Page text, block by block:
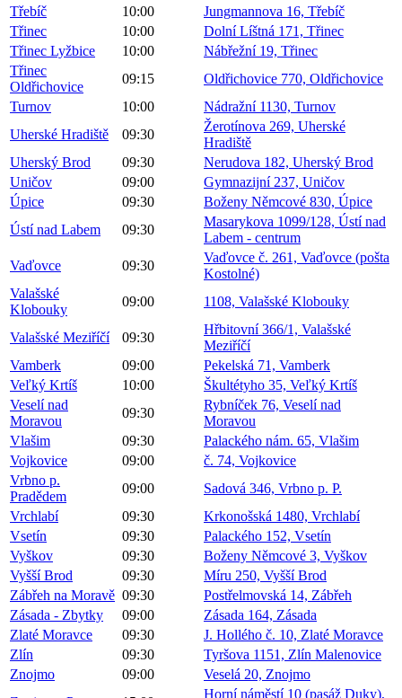
Třebíč
10:00
Jungmannova 16, Třebíč
Třinec
10:00
Dolní Líštná 171, Třinec
Třinec Lyžbice
10:00
Nábřežní 19, Třinec
Třinec
Oldřichovice
09:15
Oldřichovice 770, Oldřichovice
Turnov
10:00
Nádražní 1130, Turnov
Uherské Hradiště
09:30
Žerotínova 269, Uherské
Hradiště
Uherský Brod
09:30
Nerudova 182, Uherský Brod
Uničov
09:00
Gymnazijní 237, Uničov
Úpice
09:30
Boženy Němcové 830, Úpice
Ústí nad Labem
09:30
Masarykova 1099/128, Ústí nad
Labem - centrum
Vaďovce
09:30
Vaďovce č. 261, Vaďovce (pošta
Kostolné)
Valašské
Klobouky
09:00 1108, Valašské Klobouky
Valašské Meziříčí 09:30
Hřbitovní 366/1, Valašské
Meziříčí
Vamberk
09:00
Pekelská 71, Vamberk
Veľký Krtíš
10:00
Škultétyho 35, Veľký Krtíš
Veselí nad
Moravou
09:30
Rybníček 76, Veselí nad
Moravou
Vlašim
09:30
Palackého nám. 65, Vlašim
Vojkovice
09:00
č. 74, Vojkovice
Vrbno p.
Pradědem
09:00
Sadová 346, Vrbno p. P.
Vrchlabí
09:30
Krkonošská 1480, Vrchlabí
Vsetín
09:30
Palackého 152, Vsetín
Vyškov
09:30
Boženy Němcové 3, Vyškov
Vyšší Brod
09:30
Míru 250, Vyšší Brod
Zábřeh na Moravě 09:30
Postřelmovská 14, Zábřeh
Zásada - Zbytky
09:00
Zásada 164, Zásada
Zlaté Moravce
09:30
J. Hollého č. 10, Zlaté Moravce
Zlín
09:30
Tyršova 1151, Zlín Malenovice
Znojmo
09:00
Veselá 20, Znojmo
Horní náměstí 10 (pasáž Duky),